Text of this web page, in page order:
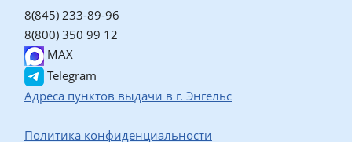
8(845) 233-89-96
8(800) 350 99 12
MAX
Telegram
Адреса пунктов выдачи в г. Энгельс
Политика конфиденциальности